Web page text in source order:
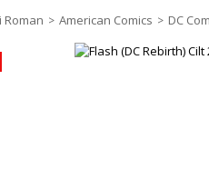
Roman American Comics DC